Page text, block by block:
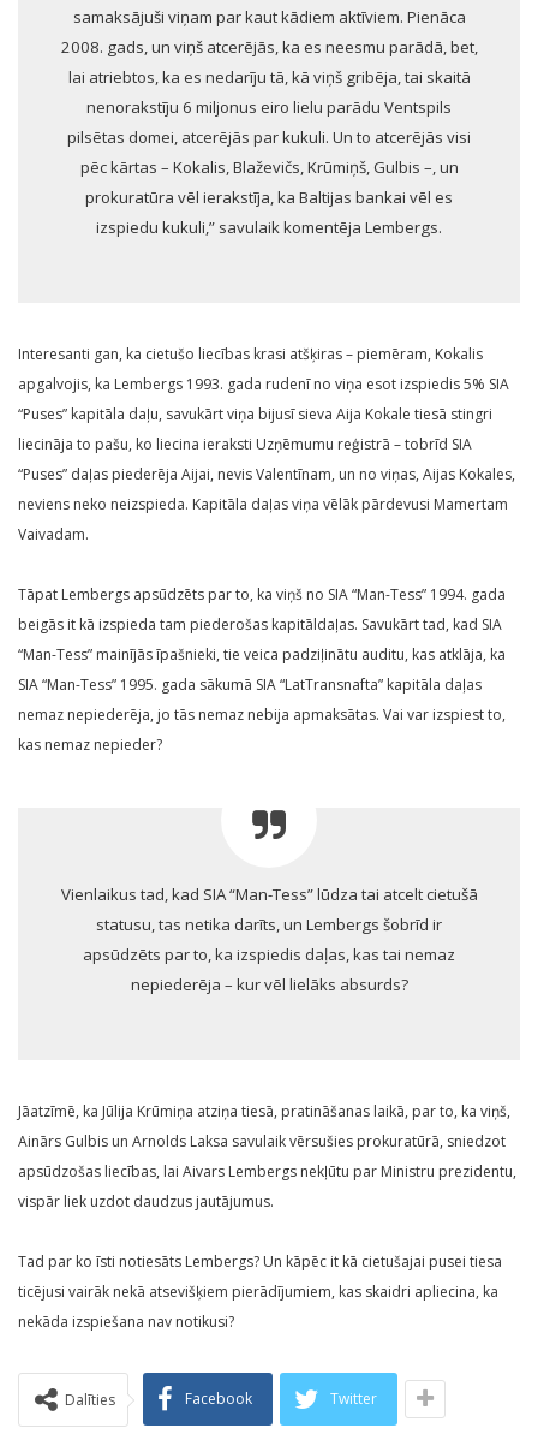
samaksājuši viņam par kaut kādiem aktīviem. Pienāca
2008. gads, un viņš atcerējās, ka es neesmu parādā, bet,
lai atriebtos, ka es nedarīju tā, kā viņš gribēja, tai skaitā
nenorakstīju 6 miljonus eiro lielu parādu Ventspils
pilsētas domei, atcerējās par kukuli. Un to atcerējās visi
pēc kārtas – Kokalis, Blaževičs, Krūmiņš, Gulbis –, un
prokuratūra vēl ierakstīja, ka Baltijas bankai vēl es
izspiedu kukuli,” savulaik komentēja Lembergs.
Interesanti gan, ka cietušo liecības krasi atšķiras – piemēram, Kokalis
apgalvojis, ka Lembergs 1993. gada rudenī no viņa esot izspiedis 5% SIA
“Puses” kapitāla daļu, savukārt viņa bijusī sieva Aija Kokale tiesā stingri
liecināja to pašu, ko liecina ieraksti Uzņēmumu reģistrā – tobrīd SIA
“Puses” daļas piederēja Aijai, nevis Valentīnam, un no viņas, Aijas Kokales,
neviens neko neizspieda. Kapitāla daļas viņa vēlāk pārdevusi Mamertam
Vaivadam.
Tāpat Lembergs apsūdzēts par to, ka viņš no SIA “Man-Tess” 1994. gada
beigās it kā izspieda tam piederošas kapitāldaļas. Savukārt tad, kad SIA
“Man-Tess” mainījās īpašnieki, tie veica padziļinātu auditu, kas atklāja, ka
SIA “Man-Tess” 1995. gada sākumā SIA “LatTransnafta” kapitāla daļas
nemaz nepiederēja, jo tās nemaz nebija apmaksātas. Vai var izspiest to,
kas nemaz nepieder?
Vienlaikus tad, kad SIA “Man-Tess” lūdza tai atcelt cietušā
statusu, tas netika darīts, un Lembergs šobrīd ir
apsūdzēts par to, ka izspiedis daļas, kas tai nemaz
nepiederēja – kur vēl lielāks absurds?
Jāatzīmē, ka Jūlija Krūmiņa atziņa tiesā, pratināšanas laikā, par to, ka viņš,
Ainārs Gulbis un Arnolds Laksa savulaik vērsušies prokuratūrā, sniedzot
apsūdzošas liecības, lai Aivars Lembergs nekļūtu par Ministru prezidentu,
vispār liek uzdot daudzus jautājumus.
Tad par ko īsti notiesāts Lembergs? Un kāpēc it kā cietušajai pusei tiesa
ticējusi vairāk nekā atsevišķiem pierādījumiem, kas skaidri apliecina, ka
nekāda izspiešana nav notikusi?
Dalīties Facebook Twitter